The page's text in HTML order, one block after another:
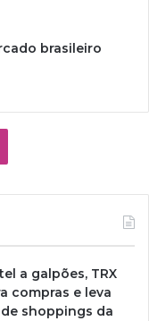
brasileiro
a galpões, TRX
compras e leva
shoppings da